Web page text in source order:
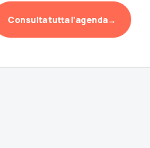
Consulta tutta l’agenda→